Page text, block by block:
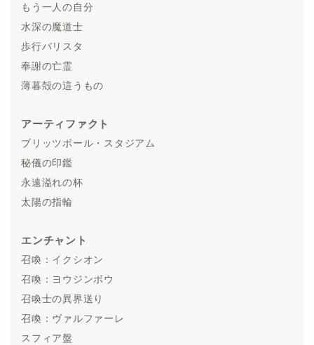
もう一人の自分
水深の魔道士
歩行バリスタ
奉謝の亡霊
薄暮殻の這うもの
アーティファクト
ブリッツボール・スタジアム
秘儀の印鑑
永遠溢れの杯
太陽の指輪
エンチャント
召喚：イクシオン
召喚：ヨウジンボウ
召喚士の異界送り
召喚：ヴァルファーレ
スフィア盤